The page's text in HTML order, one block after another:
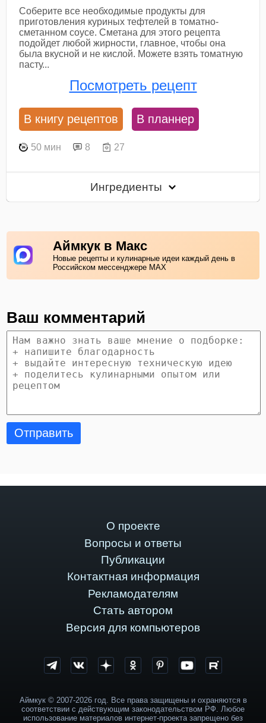
Соберите все необходимые продукты для
приготовления куриных тефтелей в томатно-
сметанном соусе. Сметана для этого рецепта
подойдет любой жирности, главное, чтобы она
была вкусной и не кислой. Можете взять томатную
пасту...
Посмотреть рецепт
В книгу рецептов В планнер
50 мин 8 27
Ингредиенты
Аймкук в Макс
Новые рецепты и кулинарные идеи каждый день в
Российском мессенджере MAX
Ваш комментарий
Отправить
О проекте
Вопросы и ответы
Публикации
Контактная информация
Рекламодателям
Стать автором
Версия для компьютеров
Аймкук © 2007-2026 год. Все права защищены и охраняются в
соответствии с действующим законодательством РФ. Любое
использование материалов интернет-проекта запрещено без